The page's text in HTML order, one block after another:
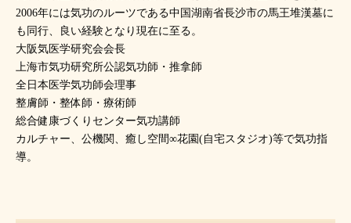
2006年には気功のルーツである中国湖南省長沙市の馬王堆漢墓に
も同行、良い経験となり現在に至る。
大阪気医学研究会会長
上海市気功研究所公認気功師・推拿師
全日本医学気功師会理事
整膚師・整体師・療術師
総合健康づくりセンター気功講師
カルチャー、公機関、癒し空間∞花園(自宅スタジオ)等で気功指
導。